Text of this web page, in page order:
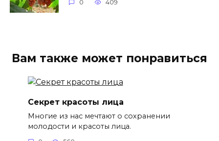
0 409
Вам также может понравиться
Секрет красоты лица
Многие из нас мечтают о сохранении
молодости и красоты лица.